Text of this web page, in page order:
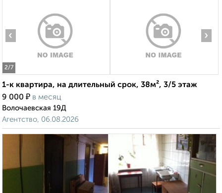
2/7
‹ ›
1-к квартира, на длительный срок, 38м², 3/5 этаж
9 000 ₽ в месяц
Волочаевская 19Д
Агентство, 06.08.2026